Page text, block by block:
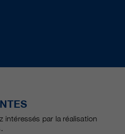
intéressés par la réalisation